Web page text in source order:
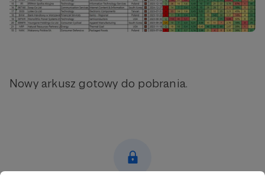
Nowy arkusz gotowy do pobrania.